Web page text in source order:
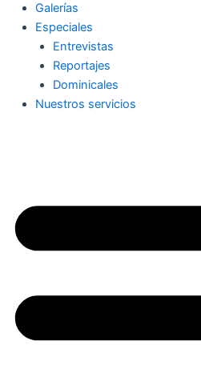
Galerías
Especiales
Entrevistas
Reportajes
Dominicales
Nuestros servicios